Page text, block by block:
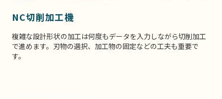
NC切削加工機
複雑な設計形状の加工は何度もデータを入力しながら切削加工
で進めます。刃物の選択、加工物の固定などの工夫も重要で
す。